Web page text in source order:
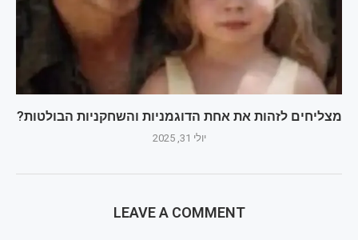
מצליחים לזהות את אחת הדוגמניות והשחקניות הבולטות?
יולי 31, 2025
LEAVE A COMMENT